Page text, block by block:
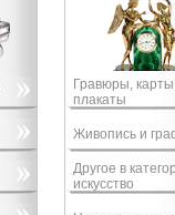
Гравюры,
плакаты
Живопись и
Другое в
искусство